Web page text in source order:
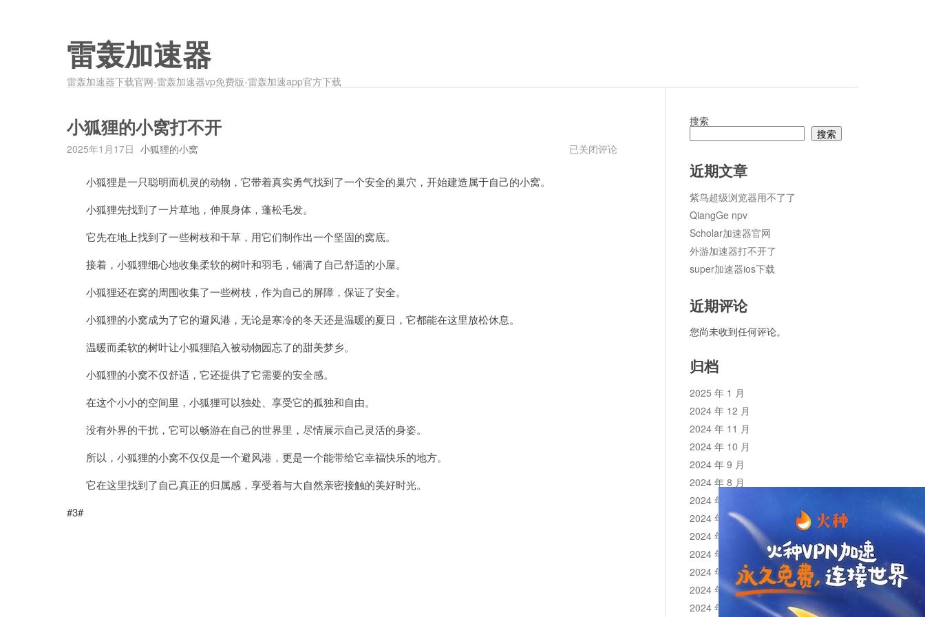
雷轰加速器
雷轰加速器下载官网-雷轰加速器vp免费版-雷轰加速app官方下载
小狐狸的小窝打不开
2025年1月17日 小狐狸的小窝
小
已关闭评论
小狐狸是一只聪明而机灵的动物，它带着真实勇气找到了一个安全的巢穴，开始建造属于自己的小窝。
小狐狸先找到了一片草地，伸展身体，蓬松毛发。
它先在地上找到了一些树枝和干草，用它们制作出一个坚固的窝底。
接着，小狐狸细心地收集柔软的树叶和羽毛，铺满了自己舒适的小屋。
小狐狸还在窝的周围收集了一些树枝，作为自己的屏障，保证了安全。
小狐狸的小窝成为了它的避风港，无论是寒冷的冬天还是温暖的夏日，它都能在这里放松休息。
温暖而柔软的树叶让小狐狸陷入被动物园忘了的甜美梦乡。
小狐狸的小窝不仅舒适，它还提供了它需要的安全感。
在这个小小的空间里，小狐狸可以独处、享受它的孤独和自由。
没有外界的干扰，它可以畅游在自己的世界里，尽情展示自己灵活的身姿。
所以，小狐狸的小窝不仅仅是一个避风港，更是一个能带给它幸福快乐的地方。
它在这里找到了自己真正的归属感，享受着与大自然亲密接触的美好时光。
#3#
搜索
搜索
近期文章
紫鸟超级浏览器用不了了
QiangGe npv
Scholar加速器官网
外游加速器打不开了
super加速器ios下载
近期评论
您尚未收到任何评论。
归档
2025 年 1 月
2024 年 12 月
2024 年 11 月
2024 年 10 月
2024 年 9 月
2024 年 8 月
2024 年 7 月
2024 年 6 月
2024 年 5 月
2024 年 4 月
2024 年 3 月
2024 年 2 月
2024 年 1 月